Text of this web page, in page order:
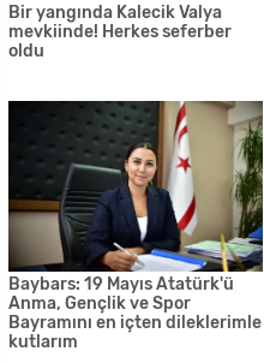
Bir yangında Kalecik Valya
mevkiinde! Herkes seferber
oldu
Baybars: 19 Mayıs Atatürk'ü
Anma, Gençlik ve Spor
Bayramını en içten dileklerimle
kutlarım